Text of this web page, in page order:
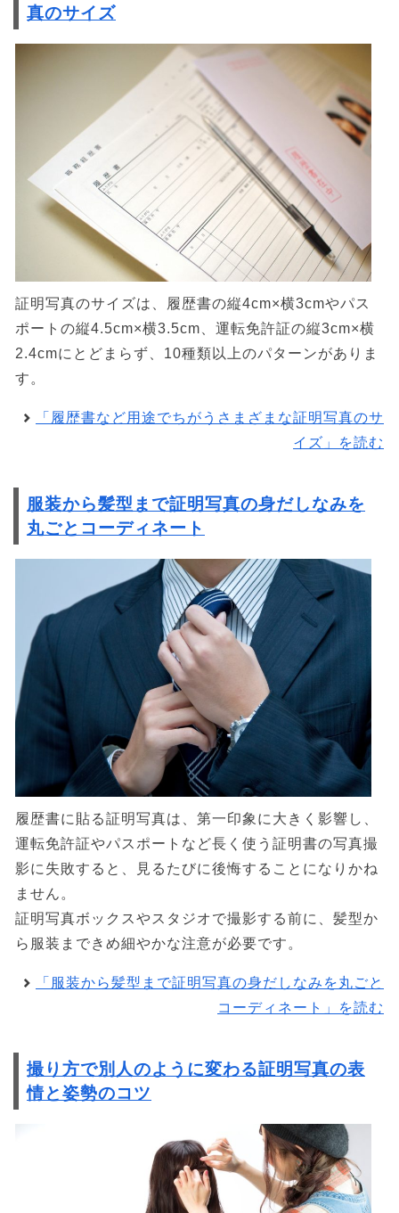
真のサイズ
証明写真のサイズは、履歴書の縦4cm×横3cmやパス
ポートの縦4.5cm×横3.5cm、運転免許証の縦3cm×横
2.4cmにとどまらず、10種類以上のパターンがありま
す。
「履歴書など用途でちがうさまざまな証明写真のサ
イズ」を読む
服装から髪型まで証明写真の身だしなみを
丸ごとコーディネート
履歴書に貼る証明写真は、第一印象に大きく影響し、
運転免許証やパスポートなど長く使う証明書の写真撮
影に失敗すると、見るたびに後悔することになりかね
ません。
証明写真ボックスやスタジオで撮影する前に、髪型か
ら服装まできめ細やかな注意が必要です。
「服装から髪型まで証明写真の身だしなみを丸ごと
コーディネート」を読む
撮り方で別人のように変わる証明写真の表
情と姿勢のコツ